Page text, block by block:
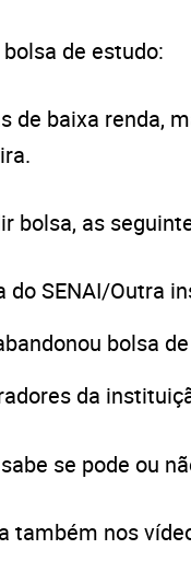
de estudo:
de baixa renda,
bolsa, as
do SENAI/Outra
bolsa
da
se pode ou
também nos